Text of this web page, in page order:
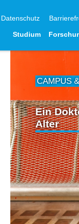
Datenschutz
Studium
CAMPUS
Ein
Alter